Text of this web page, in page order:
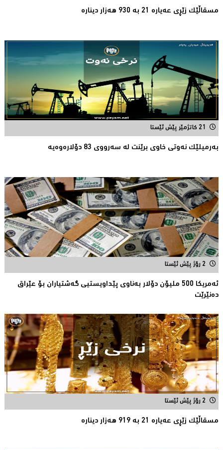
مسقاڵێک زێڕی عەیارە 21 بە 930 هەزار دینارە
21 کاتژمێر پێش ئێستا
بەرمیلێک نەوتى خاوى برێنت لە سەرووى 83 دۆلارەوەیە
2 رۆژ پێش ئێستا
ئەمریكا 500 ملیۆن دۆلار بەناوى پێداویستیی گەشتیاران بۆ عێراق
دەنێرێت
2 رۆژ پێش ئێستا
مسقاڵێک زێڕی عەیارە 21 بە 919 هەزار دینارە